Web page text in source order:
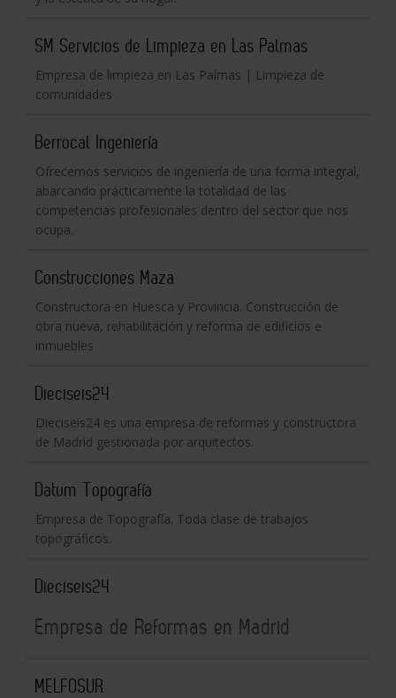
SM Servicios de Limpieza en Las Palmas
Empresa de limpieza en Las Palmas | Limpieza de
comunidades
Berrocal Ingeniería
Ofrecemos servicios de ingeniería de una forma integral,
abarcando prácticamente la totalidad de las
competencias profesionales dentro del sector que nos
ocupa.
Construcciones Maza
Constructora en Huesca y Provincia. Construcción de
obra nueva, rehabilitación y reforma de edificios e
inmuebles
Dieciseis24
Dieciseis24 es una empresa de reformas y constructora
de Madrid gestionada por arquitectos.
Datum Topografía
Empresa de Topografía. Toda clase de trabajos
topográficos.
Dieciseis24
Empresa de Reformas en Madrid
MELFOSUR